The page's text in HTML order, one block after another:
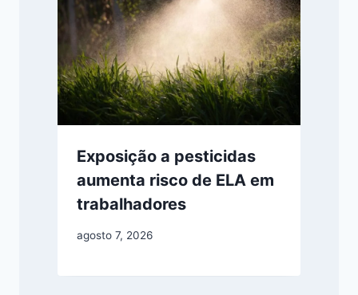
Exposição a pesticidas
aumenta risco de ELA em
trabalhadores
agosto 7, 2026